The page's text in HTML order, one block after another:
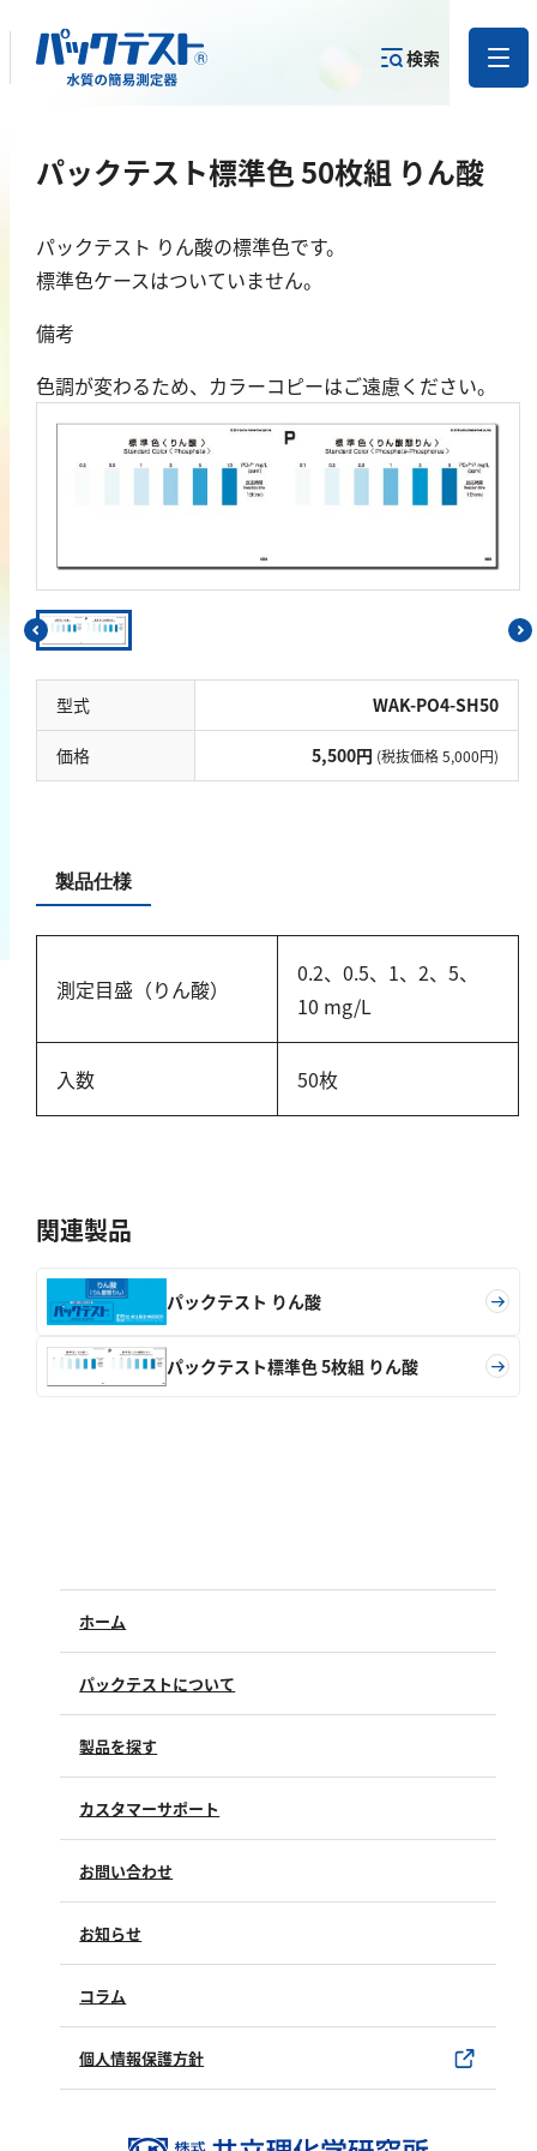
検索
パックテスト標準色 50枚組 りん酸
パックテスト りん酸の標準色です。
標準色ケースはついていません。
備考
色調が変わるため、カラーコピーはご遠慮ください。
型式 WAK-PO4-SH50
価格 5,500円 (税抜価格 5,000円)
製品仕様
測定目盛（りん酸）
0.2、0.5、1、2、5、
10 mg/L
入数 50枚
関連製品
パックテスト りん酸
パックテスト標準色 5枚組 りん酸
ホーム
パックテストについて
製品を探す
カスタマーサポート
製品のご購入について
SDSについて
水銀使用製品について
該非判定書について
お問い合わせ
試薬サンプル
製品カタログ
お知らせ
コラム
個人情報保護方針
ら
製品を探す
目的から
製品を探す
カテゴリー
で探す
金属
亜鉛
カドミウム
銅
鉛
ニッケル
マンガン
モリブデン
金属総量
BOD
過マンガン酸カリウム消費量
硬度
マグネシウム
塩素
亜塩素酸ナトリウム
二酸化塩素
亜硫酸
硫酸
窒素
アンモニウム
亜硝酸
硝酸
全窒素
りん
りん酸
全りん